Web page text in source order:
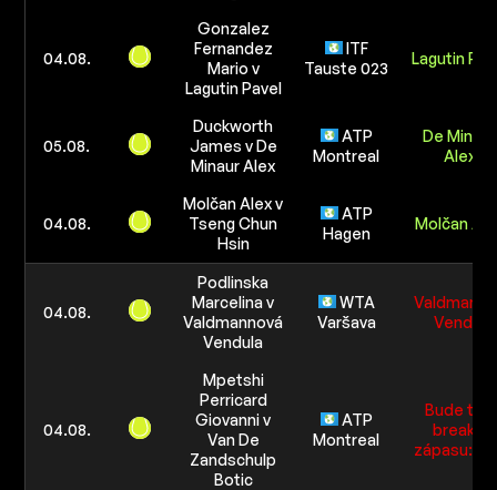
04.08.
Gonzalez
Fernandez
Mario v
Lagutin Pavel
ITF
Tauste 023
Lagutin
05.08.
Duckworth
James v De
Minaur Alex
ATP
Montreal
De Minaur
Alex
04.08.
Molčan Alex v
Tseng Chun
Hsin
ATP
Hagen
Molčan
04.08.
Podlinska
Marcelina v
Valdmannová
Vendula
WTA
Varšava
Vendula
04.08.
Mpetshi
Perricard
Giovanni v
Van De
Zandschulp
Botic
ATP
Montreal
Bude tie-
break v
zápasu: